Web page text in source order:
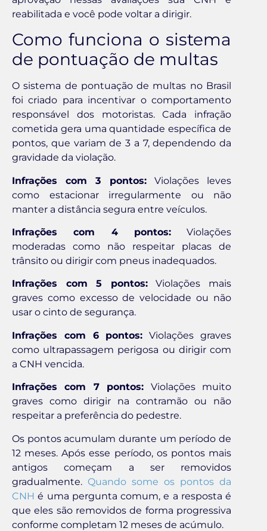
reabilitada e você pode voltar a dirigir.
Como funciona o sistema
de pontuação de multas
O sistema de pontuação de multas no Brasil
foi criado para incentivar o comportamento
responsável dos motoristas. Cada infração
cometida gera uma quantidade específica de
pontos, que variam de 3 a 7, dependendo da
gravidade da violação.
Infrações com 3 pontos:Violações leves
como estacionar irregularmente ou não
manter a distância segura entre veículos.
Infrações com 4 pontos:Violações
moderadas como não respeitar placas de
trânsito ou dirigir com pneus inadequados.
Infrações com 5 pontos:Violações mais
graves como excesso de velocidade ou não
usar o cinto de segurança.
Infrações com 6 pontos: Violações graves
como ultrapassagem perigosa ou dirigir com
a CNH vencida.
Infrações com 7 pontos: Violações muito
graves como dirigir na contramão ou não
respeitar a preferência do pedestre.
Os pontos acumulam durante um período de
12 meses. Após esse período, os pontos mais
antigos começam a ser removidos
gradualmente. Quando some os pontos da
CNH é uma pergunta comum, e a resposta é
que eles são removidos de forma progressiva
conforme completam 12 meses de acúmulo.